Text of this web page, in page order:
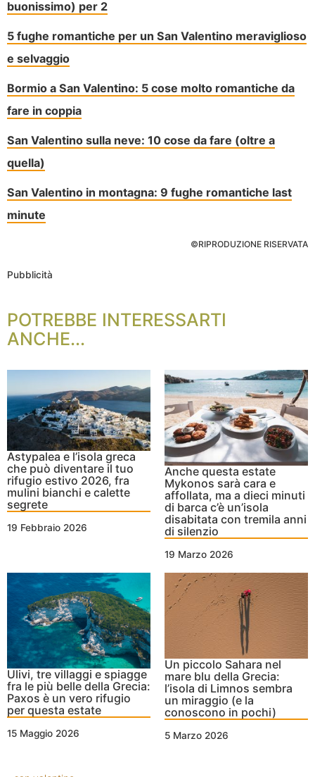
buonissimo) per 2
5 fughe romantiche per un San Valentino meraviglioso
e selvaggio
Bormio a San Valentino: 5 cose molto romantiche da
fare in coppia
San Valentino sulla neve: 10 cose da fare (oltre a
quella)
San Valentino in montagna: 9 fughe romantiche last
minute
©RIPRODUZIONE RISERVATA
Pubblicità
POTREBBE INTERESSARTI
ANCHE...
Astypalea e l’isola greca
che può diventare il tuo
rifugio estivo 2026, fra
mulini bianchi e calette
segrete
19 Febbraio 2026
Anche questa estate
Mykonos sarà cara e
affollata, ma a dieci minuti
di barca c’è un’isola
disabitata con tremila anni
di silenzio
19 Marzo 2026
Ulivi, tre villaggi e spiagge
fra le più belle della Grecia:
Paxos è un vero rifugio
per questa estate
15 Maggio 2026
Un piccolo Sahara nel
mare blu della Grecia:
l’isola di Limnos sembra
un miraggio (e la
conoscono in pochi)
5 Marzo 2026